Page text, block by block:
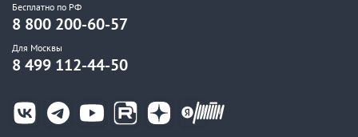
Бесплатно по РФ
8 800 200-60-57
Для Москвы
8 499 112-44-50